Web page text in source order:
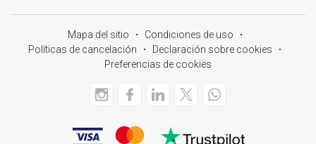
Mapa del sitio
Condiciones de uso
Políticas de cancelación
Declaración sobre cookies
Preferencias de cookies